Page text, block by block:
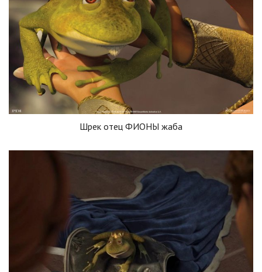
Шрек отец ФИОНЫ жаба